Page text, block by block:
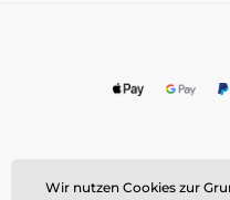
Momanio s.r.o., Okružní
Wir nutzen Cookies zur